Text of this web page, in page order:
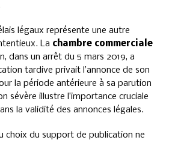
légaux représente une autre
La chambre commerciale
dans un arrêt du 5 mars 2019, a
tardive privait l’annonce de son
la période antérieure à sa parution
sévère illustre l’importance cruciale
la validité des annonces légales.
choix du support de publication ne